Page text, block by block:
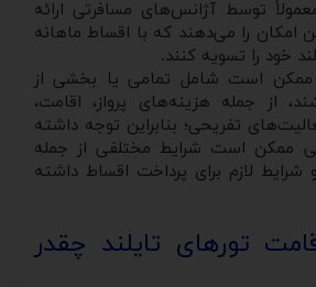
توسط آژانس‌های مسافرتی ارائه
امکان را می‌دهند که با اقساط ماهانه
خود را تسویه کنند.
ممکن است شامل تمامی یا بخشی از
از جمله هزینه‌های پرواز، اقامت،
تفریحی؛ بنابراین توجه داشته
ممکن است شرایط مختلفی از جمله
شرایط لازم برای پرداخت اقساط داشته
تورهای تایلند چقدر